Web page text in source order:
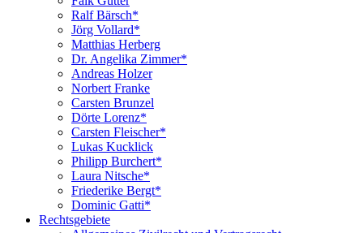
Ralf Bärsch*
Jörg Vollard*
Matthias Herberg
Dr. Angelika Zimmer*
Andreas Holzer
Norbert Franke
Carsten Brunzel
Dörte Lorenz*
Carsten Fleischer*
Lukas Kucklick
Philipp Burchert*
Laura Nitsche*
Friederike Bergt*
Dominic Gatti*
Rechtsgebiete